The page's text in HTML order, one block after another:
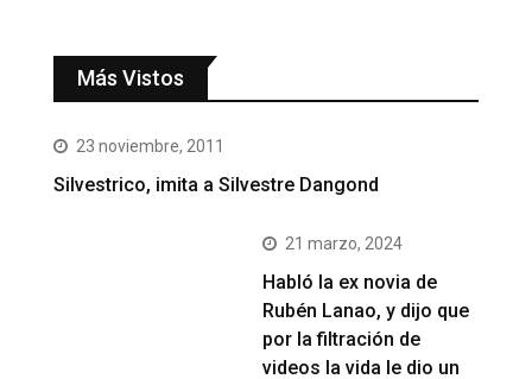
Más Vistos
23 noviembre, 2011
Silvestrico, imita a Silvestre Dangond
21 marzo, 2024
Habló la ex novia de
Rubén Lanao, y dijo que
por la filtración de
videos la vida le dio un